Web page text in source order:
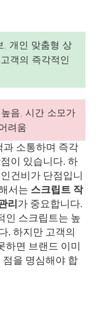
, 개인 맞춤형 상
객의 즉각적인
음, 시간 소모가
려움
소통하며 즉각
이 있습니다. 하
건비가 단점입니
서는 스크립트 작
리 가 중요합니다.
인 스크립트는 높
. 하지만 고객의
하면 브랜드 이미
점을 명심해야 합